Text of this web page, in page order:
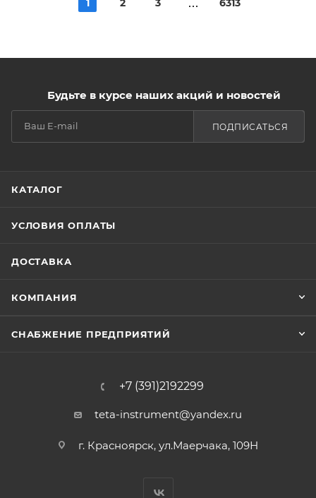
1 2 3 6313
Будьте в курсе наших акций и новостей
ПОДПИСАТЬСЯ
КАТАЛОГ
УСЛОВИЯ ОПЛАТЫ
ДОСТАВКА
КОМПАНИЯ
СНАБЖЕНИЕ ПРЕДПРИЯТИЙ
+7 (391)2192299
teta-instrument@yandex.ru
г. Красноярск, ул.Маерчака, 109Н